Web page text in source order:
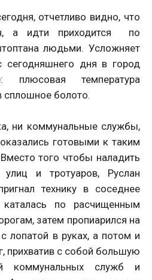
отчетливо видно, что
а идти приходится по
людьми. Усложняет
сегодняшнего дня в город
плюсовая температура
сплошное болото.
ни коммунальные службы,
готовыми к таким
того чтобы наладить
и тротуаров, Руслан
технику в соседнее
по расчищенным
затем пропиарился на
лопатой в руках, а потом и
прихватив с собой большую
коммунальных служб и